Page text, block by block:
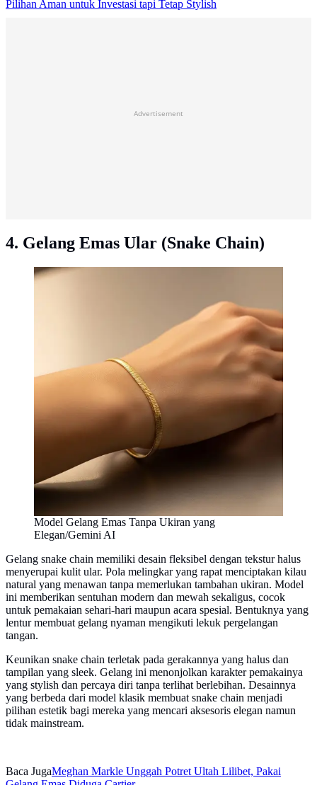
Pilihan Aman untuk Investasi tapi Tetap Stylish
Advertisement
4. Gelang Emas Ular (Snake Chain)
Model Gelang Emas Tanpa Ukiran yang
Elegan/Gemini AI
Gelang snake chain memiliki desain fleksibel dengan tekstur halus
menyerupai kulit ular. Pola melingkar yang rapat menciptakan kilau
natural yang menawan tanpa memerlukan tambahan ukiran. Model
ini memberikan sentuhan modern dan mewah sekaligus, cocok
untuk pemakaian sehari-hari maupun acara spesial. Bentuknya yang
lentur membuat gelang nyaman mengikuti lekuk pergelangan
tangan.
Keunikan snake chain terletak pada gerakannya yang halus dan
tampilan yang sleek. Gelang ini menonjolkan karakter pemakainya
yang stylish dan percaya diri tanpa terlihat berlebihan. Desainnya
yang berbeda dari model klasik membuat snake chain menjadi
pilihan estetik bagi mereka yang mencari aksesoris elegan namun
tidak mainstream.
Baca JugaMeghan Markle Unggah Potret Ultah Lilibet, Pakai